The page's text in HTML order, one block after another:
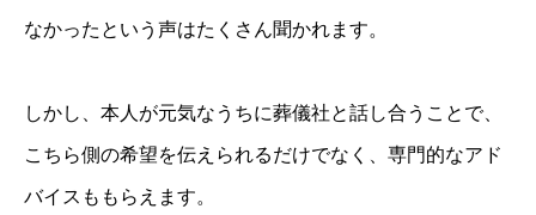
なかったという声はたくさん聞かれます。
しかし、本人が元気なうちに葬儀社と話し合うことで、
こちら側の希望を伝えられるだけでなく、専門的なアド
バイスももらえます。